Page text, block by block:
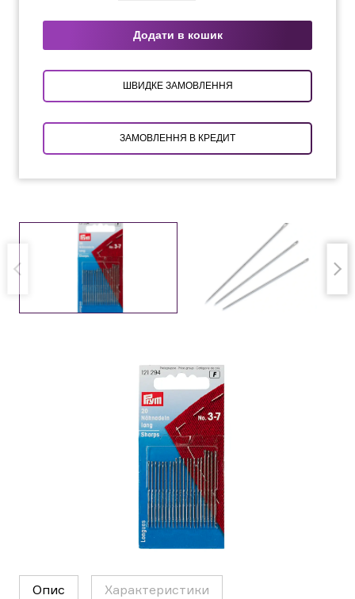
Додати в кошик
ШВИДКЕ ЗАМОВЛЕННЯ
ЗАМОВЛЕННЯ В КРЕДИТ
Опис
Характеристики